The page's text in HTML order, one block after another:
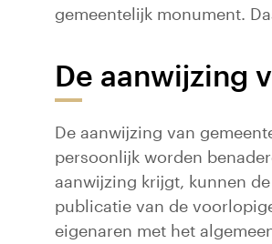
gemeentelijk monument.
De aanwijzing
De aanwijzing van
persoonlijk worden
aanwijzing krijgt, kunnen
publicatie van de
eigenaren met het